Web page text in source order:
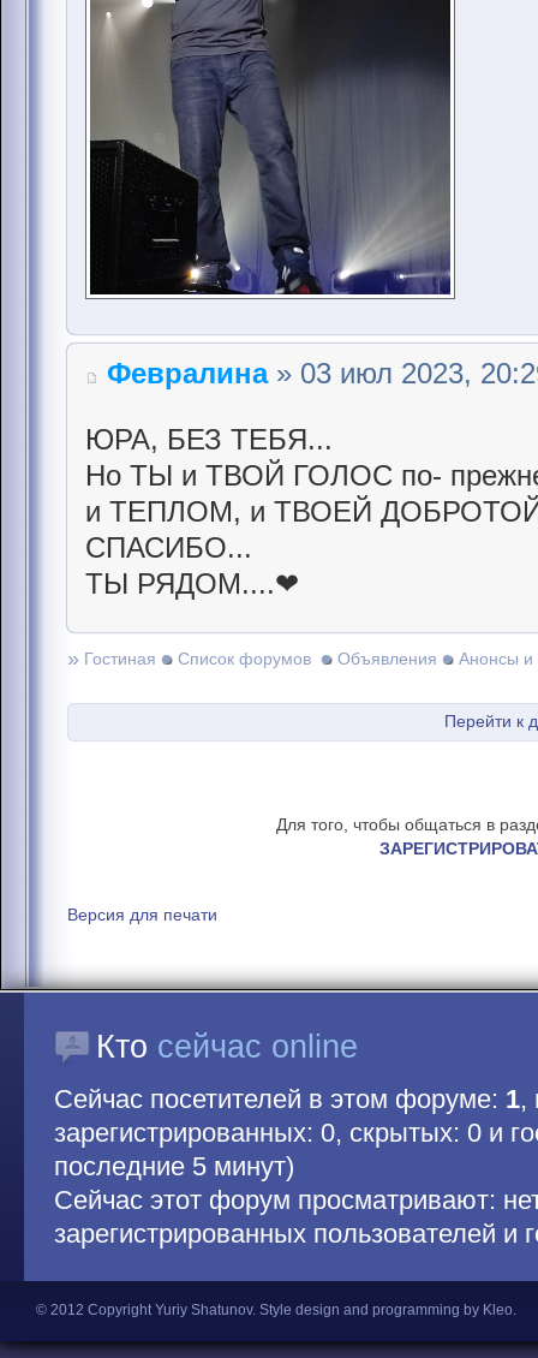
Февралина» 03 июл 2023,
ЮРА, БЕЗ ТЕБЯ...
Но ТЫ и ТВОЙ ГОЛОС по-
и ТЕПЛОМ, и ТВОЕЙ
СПАСИБО...
ТЫ РЯДОМ....❤
» Гостиная Список форумов Объявления Анонсы и
Перейти к
Для того, чтобы общаться в
Версия для печати
Кто сейчас online
Сейчас посетителей в этом форуме: 1,
зарегистрированных: 0, скрытых: 0 и
последние 5 минут)
Сейчас этот форум просматривают:
зарегистрированных пользователей и
© 2012 Copyright Yuriy Shatunov. Style design and programming by Kleo.